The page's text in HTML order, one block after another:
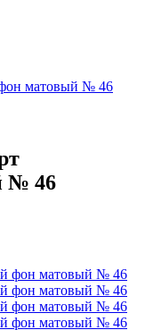
матовый № 46
№ 46